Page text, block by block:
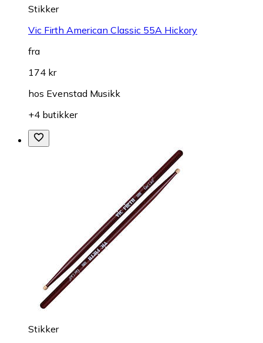
Stikker
Vic Firth American Classic 55A Hickory
fra
174 kr
hos Evenstad Musikk
+4 butikker
Stikker